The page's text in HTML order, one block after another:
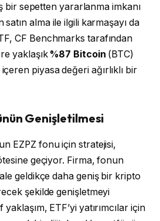
bir sepetten yararlanma imkanı
alma ile ilgili karmaşayı da
CF Benchmarks tarafından
yaklaşık %87 Bitcoin (BTC)
piyasa değeri ağırlıklı bir
Genişletilmesi
EZPZ fonu için stratejisi,
geçiyor. Firma, fonun
geldikçe daha geniş bir kripto
şekilde genişletmeyi
ETF’yi yatırımcılar için